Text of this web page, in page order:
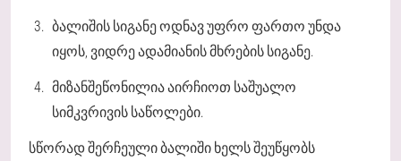
ბალიშის სიგანე ოდნავ უფრო ფართო უნდა
იყოს, ვიდრე ადამიანის მხრების სიგანე.
მიზანშეწონილია აირჩიოთ საშუალო
სიმკვრივის საწოლები.
სწორად შერჩეული ბალიში ხელს შეუწყობს